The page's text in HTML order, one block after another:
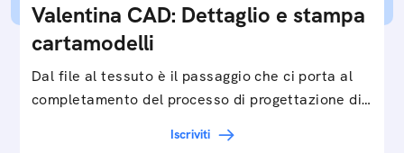
Valentina CAD: Dettaglio e stampa
cartamodelli
Dal file al tessuto è il passaggio che ci porta al
completamento del processo di progettazione di
Iscriviti